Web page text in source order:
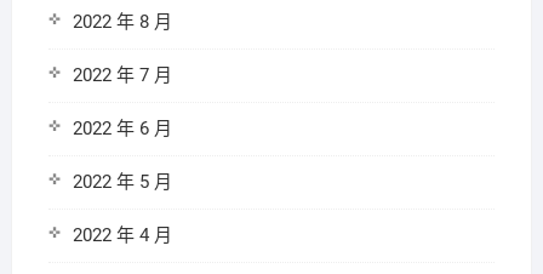
2022 年 8 月
2022 年 7 月
2022 年 6 月
2022 年 5 月
2022 年 4 月